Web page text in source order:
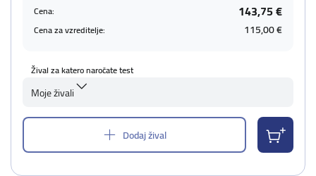
Cena: 143,75 €
Cena za vzreditelje: 115,00 €
Žival za katero naročate test
Moje živali
Dodaj žival